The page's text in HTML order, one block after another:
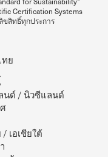
Certification Systems
ขสิทธิ์ทุกประการ
ย
นด์ / นิวซีแลนด์
/ เอเชียใต้